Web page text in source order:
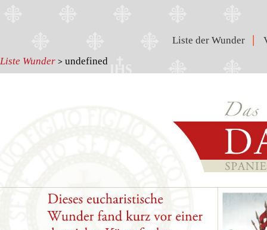
Liste Wunder > undefined
Liste der Wunder |